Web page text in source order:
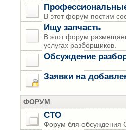
В этот форум постим
Ищу запчасть
В этот форум
услугах разборщиков.
Обсуждение
Заявки на
ФОРУМ
СТО
Форум бля обсуждения